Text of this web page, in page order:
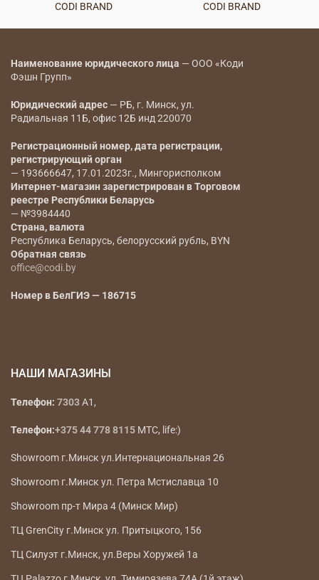
CODI BRAND CODI BRAND
Наименование юридического лица — ООО «Коди
Фэшн Групп»
Юридический адрес — РБ, г. Минск, ул.
Радиальная 11Б, офис 12Б инд 220070
Регистрационный номер, дата регистрации,
регистрирующий орган
— 193666647, 17.01.2023г., Мингорисполком
Интернет-магазин зарегистрирован в Торговом
реестре Республики Беларусь
— №3984440
Страна, валюта
Республика Беларусь, белорусский рубль, BYN
Обратная связь
office@codi.by
Номер в БелГИЭ — 186715
НАШИ МАГАЗИНЫ
Телефон: 7303A1,
Телефон:+375 44 778 8115 МТС, life:)
Showroom г.Минск ул.Интернациональная 26
Showroom г.Минск ул. Петра Мстиславца 10
Showroom пр-т Мира 4 (Минск Мир)
ТЦ GrenCity г.Минск ул. Притыцкого, 156
ТЦ Силуэт г.Минск, ул.Веры Хоружей 1а